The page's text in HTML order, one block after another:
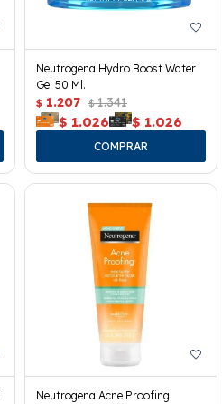
Neutrogena Hydro Boost Water
Gel 50 Ml.
$ 1.207 $ 1.341
$ 1.026 $ 1.026
Neutrogena Acne Proofing